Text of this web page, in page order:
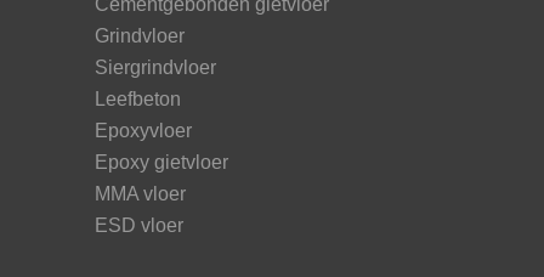
Cementgebonden gietvloer
Grindvloer
Siergrindvloer
Leefbeton
Epoxyvloer
Epoxy gietvloer
MMA vloer
ESD vloer